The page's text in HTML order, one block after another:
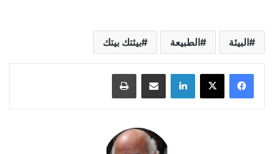
البيئة الطبيعة بيئتك بيتك
لينكدإن مشاركة عبر البريد طباعة